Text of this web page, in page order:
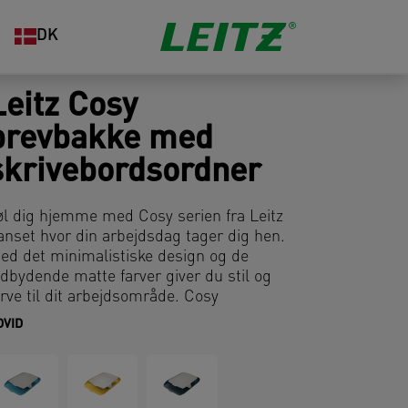
DK
Cosy
med
dig hjemme med Cosy serien fra Leitz
hvor din arbejdsdag tager dig hen.
det minimalistiske design og de
matte farver giver du stil og
til dit arbejdsområde. Cosy
sammen med
opbevare din tablet, mobil og andre
fornødenheder. Denne premium